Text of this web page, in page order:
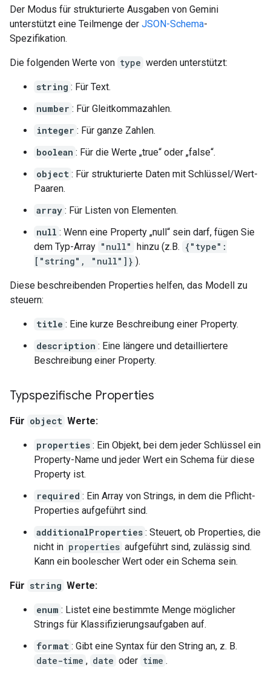
Der Modus für strukturierte Ausgaben von Gemini
unterstützt eine Teilmenge der JSON-Schema-
Spezifikation.
Die folgenden Werte von type werden unterstützt:
string : Für Text.
number : Für Gleitkommazahlen.
integer : Für ganze Zahlen.
boolean : Für die Werte „true“ oder „false“.
object : Für strukturierte Daten mit Schlüssel/Wert-
Paaren.
array : Für Listen von Elementen.
null : Wenn eine Property „null“ sein darf, fügen Sie
dem Typ-Array "null" hinzu (z.B. {"type":
["string", "null"]} ).
Diese beschreibenden Properties helfen, das Modell zu
steuern:
title : Eine kurze Beschreibung einer Property.
description : Eine längere und detailliertere
Beschreibung einer Property.
Typspezifische Properties
Für object Werte:
properties : Ein Objekt, bei dem jeder Schlüssel ein
Property-Name und jeder Wert ein Schema für diese
Property ist.
required : Ein Array von Strings, in dem die Pflicht-
Properties aufgeführt sind.
additionalProperties : Steuert, ob Properties, die
nicht in properties aufgeführt sind, zulässig sind.
Kann ein boolescher Wert oder ein Schema sein.
Für string Werte:
enum : Listet eine bestimmte Menge möglicher
Strings für Klassifizierungsaufgaben auf.
format : Gibt eine Syntax für den String an, z. B.
date-time , date oder time .